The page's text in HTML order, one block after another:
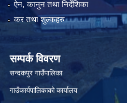
ऐन, कानुन तथा निर्देशिका
कर तथा शुल्कहरु
सम्पर्क विवरण
सन्दकपुर गाउँपालिका
गाउँकार्यपालिकाको कार्यालय